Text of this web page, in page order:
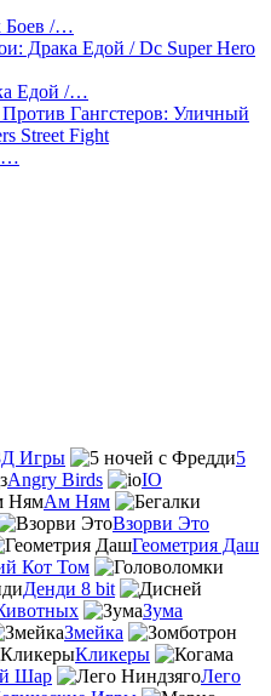
Боев /…
Едой /…
Игры
5
Angry Birds
IO
Ам Ням
Взорви Это
Геометрия Даш
Кот Том
Денди 8 bit
Зума
Змейка
Кликеры
Шар
Лего